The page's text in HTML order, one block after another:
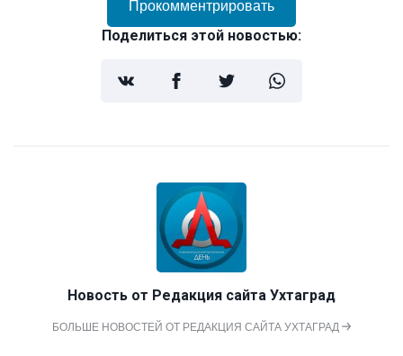
Прокомментрировать
Поделиться этой новостью:
Новость от Редакция сайта Ухтаград
БОЛЬШЕ НОВОСТЕЙ ОТ РЕДАКЦИЯ САЙТА УХТАГРАД